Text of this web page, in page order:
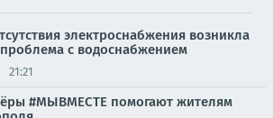
электроснабжения возникла
с водоснабжением
21:21
#МЫВМЕСТЕ помогают жителям